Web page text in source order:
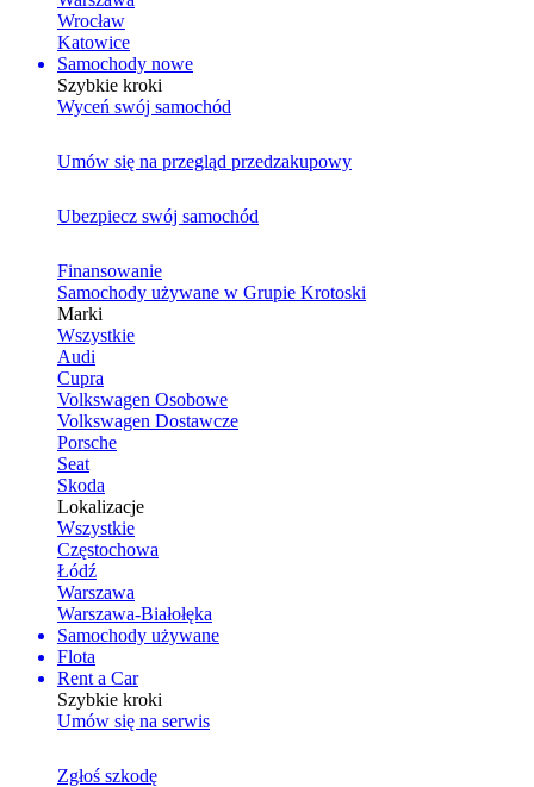
Wrocław
Katowice
Samochody nowe
Szybkie kroki
Wyceń swój samochód
Umów się na przegląd przedzakupowy
Ubezpiecz swój samochód
Finansowanie
Samochody używane w Grupie Krotoski
Marki
Wszystkie
Audi
Cupra
Volkswagen Osobowe
Volkswagen Dostawcze
Porsche
Seat
Skoda
Lokalizacje
Wszystkie
Częstochowa
Łódź
Warszawa
Warszawa-Białołęka
Samochody używane
Flota
Rent a Car
Szybkie kroki
Umów się na serwis
Zgłoś szkodę